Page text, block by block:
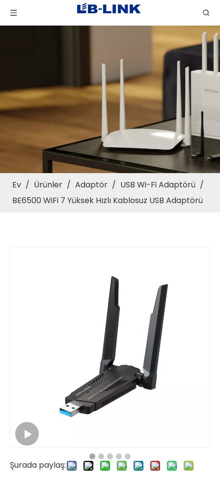
Ev / Ürünler / Adaptör / USB Wi-Fi Adaptörü /
BE6500 WiFi 7 Yüksek Hızlı Kablosuz USB Adaptörü
Şurada paylaş: